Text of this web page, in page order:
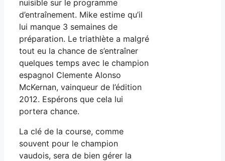
nuisible sur le programme
d’entraînement. Mike estime qu’il
lui manque 3 semaines de
préparation. Le triathlète a malgré
tout eu la chance de s’entraîner
quelques temps avec le champion
espagnol Clemente Alonso
McKernan, vainqueur de l’édition
2012. Espérons que cela lui
portera chance.
La clé de la course, comme
souvent pour le champion
vaudois, sera de bien gérer la